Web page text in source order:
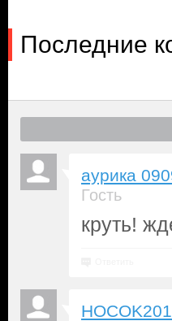
Последние
аурика
Гость
круть!